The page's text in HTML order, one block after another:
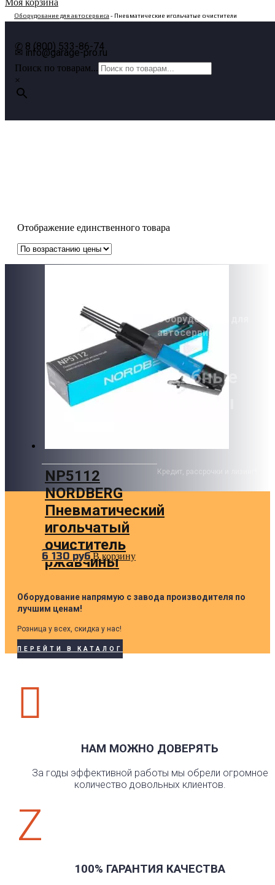
Моя корзина
Оборудование для автосервиса - Пневматические игольчатые очистители
✆ 8 (800) 533-86-74
✉ info@garage-pro.ru
Поиск по товарам...
×
Отображение единственного товара
NP5112
NORDBERG
Пневматический
игольчатый
очиститель
ржавчины
6 130 руб В корзину
Оборудование для
автосервиса
Удобные
способы
Кредит, рассрочки и лизинг!
Оборудование напрямую с завода производителя по
лучшим ценам!
Розница у всех, скидка у нас!
ПЕРЕЙТИ В КАТАЛОГ

НАМ МОЖНО ДОВЕРЯТЬ
За годы эффективной работы мы обрели огромное
количество довольных клиентов.
Z
100% ГАРАНТИЯ КАЧЕСТВА